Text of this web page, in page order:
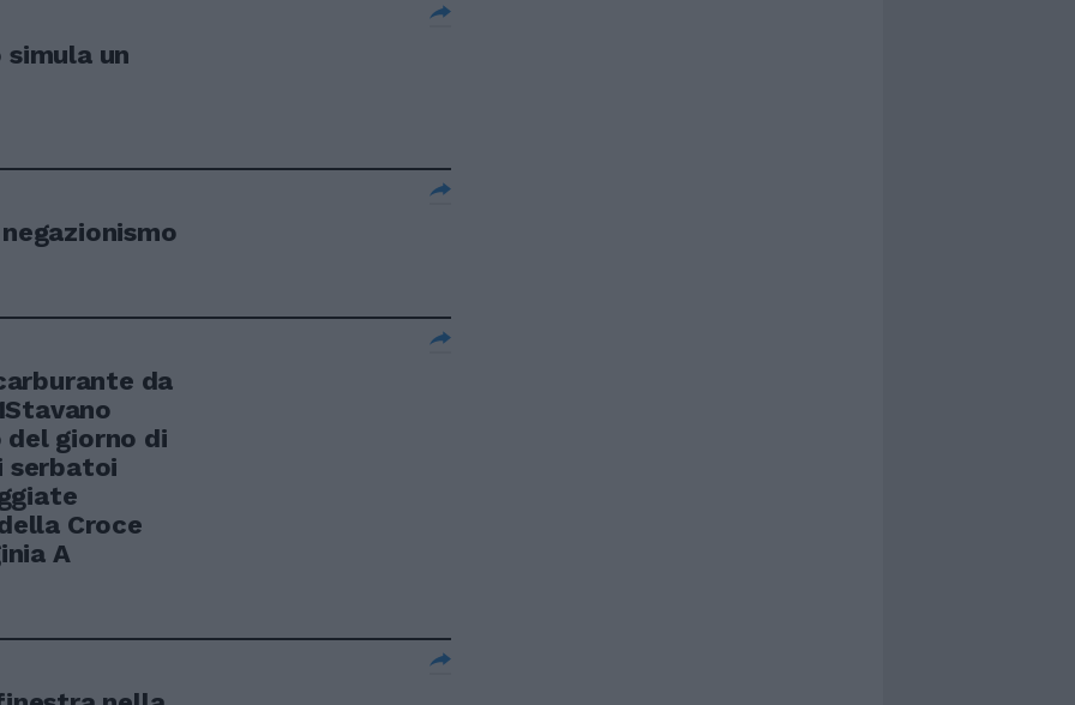
simula un
da
del giorno di
serbatoi
Croce
A